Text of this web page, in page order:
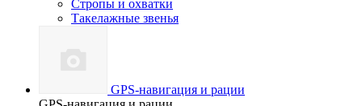
Стропы и охватки
Такелажные звенья
GPS-навигация и рации